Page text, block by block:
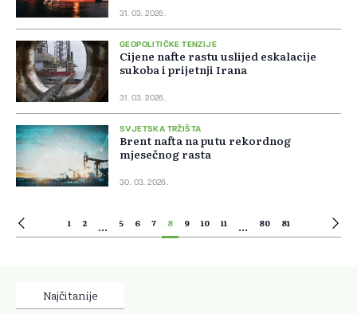
31. 03. 2026.
GEOPOLITIČKE TENZIJE
Cijene nafte rastu uslijed eskalacije
sukoba i prijetnji Irana
31. 03. 2026.
SVJETSKA TRŽIŠTA
Brent nafta na putu rekordnog
mjesečnog rasta
30. 03. 2026.
1 2 ... 5 6 7 8 9 10 11 ... 80 81
Najčitanije